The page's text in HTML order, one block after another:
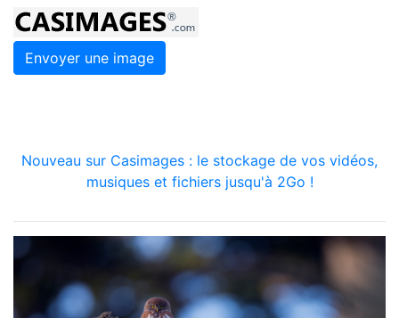
Envoyer une image
Nouveau sur Casimages : le stockage de vos vidéos,
musiques et fichiers jusqu'à 2Go !